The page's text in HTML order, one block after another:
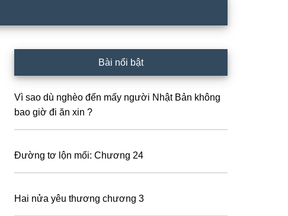
Sidebar
Bài nổi bật
Vì sao dù nghèo đến mấy người Nhật Bản không
bao giờ đi ăn xin ?
Đường tơ lộn mối: Chương 24
Hai nửa yêu thương chương 3